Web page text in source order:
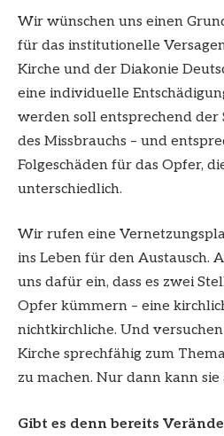
Wir wünschen uns einen
für das institutionelle
Kirche und der Diakonie
eine individuelle
werden soll entsprechend der
des Missbrauchs – und
Folgeschäden für das Opfer,
unterschiedlich.
Wir rufen eine
ins Leben für den Austausch.
uns dafür ein, dass es zwei
Opfer kümmern – eine
nichtkirchliche. Und
Kirche sprechfähig zum
zu machen. Nur dann kann sie
Gibt es denn bereits